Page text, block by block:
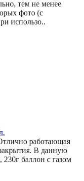
тем не менее
фото (с
использо..
работающая
В данную
баллон с газом